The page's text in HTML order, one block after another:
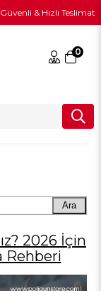
& Hızlı Teslimat
0
Ara
2026 İçin
Rehberi